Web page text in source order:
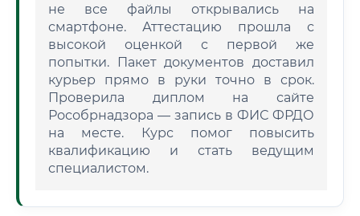
не все файлы открывались на
смартфоне. Аттестацию прошла с
высокой оценкой с первой же
попытки. Пакет документов доставил
курьер прямо в руки точно в срок.
Проверила диплом на сайте
Рособрнадзора — запись в ФИС ФРДО
на месте. Курс помог повысить
квалификацию и стать ведущим
специалистом.